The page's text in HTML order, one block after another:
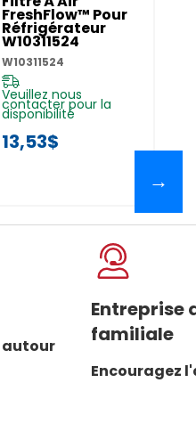
FreshFlow™ Pour
Réfrigérateur
W10311524
W10311524
Veuillez nous
contacter pour la
disponibilité
13,53$
→
autour
Entreprise
familiale
Encouragez